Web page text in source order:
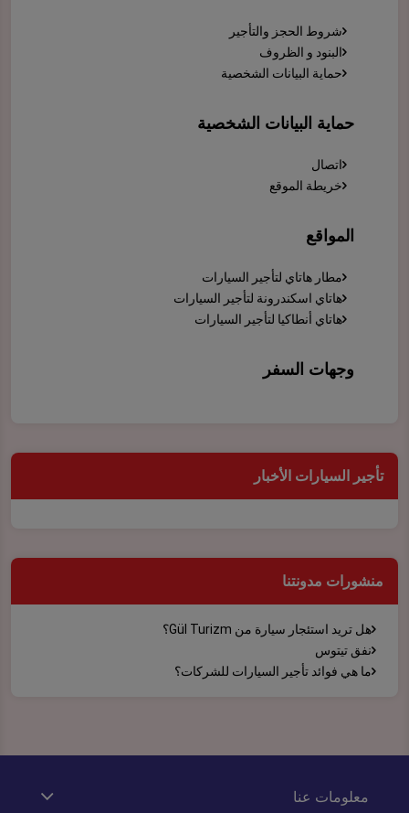
شروط الحجز والتأجير
البنود و الظروف
حماية البيانات الشخصية
حماية البيانات الشخصية
اتصال
خريطة الموقع
المواقع
مطار هاتاي لتأجير السيارات
هاتاي اسكندرونة لتأجير السيارات
هاتاي أنطاكيا لتأجير السيارات
وجهات السفر
تأجير السيارات الأخبار
منشورات مدونتنا
هل تريد استئجار سيارة من Gül Turizm؟
نفق تيتوس
ما هي فوائد تأجير السيارات للشركات؟
معلومات عنا